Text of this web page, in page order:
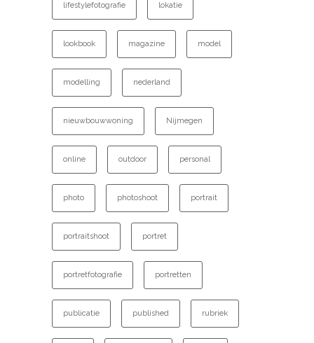
lifestylefotografie lokatie
lookbook magazine model
modelling nederland
nieuwbouwwoning Nijmegen
online outdoor personal
photo photoshoot portrait
portraitshoot portret
portretfotografie portretten
publicatie published rubriek